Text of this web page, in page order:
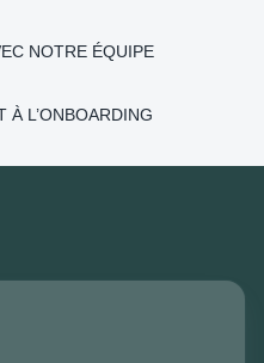
NOTRE ÉQUIPE
À L’ONBOARDING